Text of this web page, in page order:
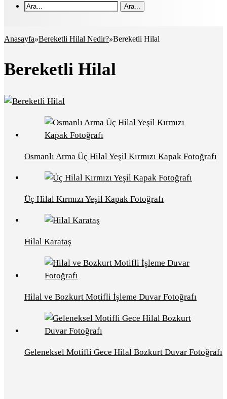
Ara...
Anasayfa»Bereketli Hilal Nedir?»Bereketli Hilal
Bereketli Hilal
Osmanlı Arma Üç Hilal Yeşil Kırmızı Kapak Fotoğrafı
Üç Hilal Kırmızı Yeşil Kapak Fotoğrafı
Hilal Karataş
Hilal ve Bozkurt Motifli İşleme Duvar Fotoğrafı
Geleneksel Motifli Gece Hilal Bozkurt Duvar Fotoğrafı